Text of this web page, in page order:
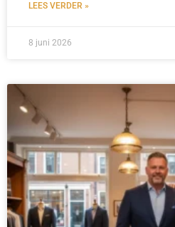
LEES VERDER »
8 juni 2026